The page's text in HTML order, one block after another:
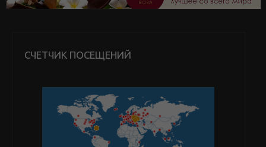
СЧЕТЧИК ПОСЕЩЕНИЙ